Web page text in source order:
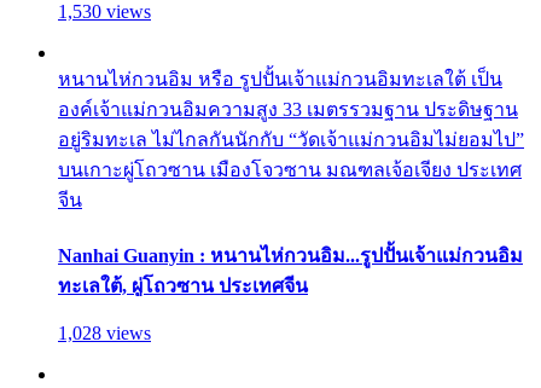
1,530 views
หนานไห่กวนอิม หรือ รูปปั้นเจ้าแม่กวนอิมทะเลใต้ เป็น
องค์เจ้าแม่กวนอิมความสูง 33 เมตรรวมฐาน ประดิษฐาน
อยู่ริมทะเล ไม่ไกลกันนักกับ “วัดเจ้าแม่กวนอิมไม่ยอมไป”
บนเกาะผู่โถวซาน เมืองโจวซาน มณฑลเจ้อเจียง ประเทศ
จีน
Nanhai Guanyin : หนานไห่กวนอิม...รูปปั้นเจ้าแม่กวนอิม
ทะเลใต้, ผู่โถวซาน ประเทศจีน
1,028 views